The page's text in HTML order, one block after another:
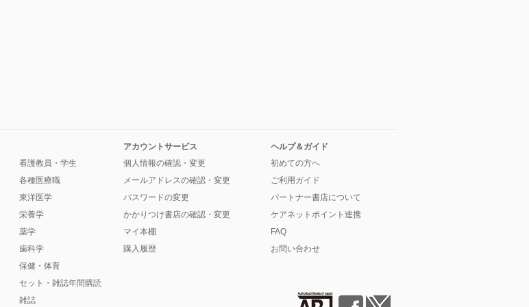
看護教員・学生
各種医療職
東洋医学
栄養学
薬学
歯科学
保健・体育
セット・雑誌年間購読
雑誌
アカウントサービス
個人情報の確認・変更
メールアドレスの確認・変更
パスワードの変更
かかりつけ書店の確認・変更
マイ本棚
購入履歴
ヘルプ＆ガイド
初めての方へ
ご利用ガイド
パートナー書店について
ケアネットポイント連携
FAQ
お問い合わせ